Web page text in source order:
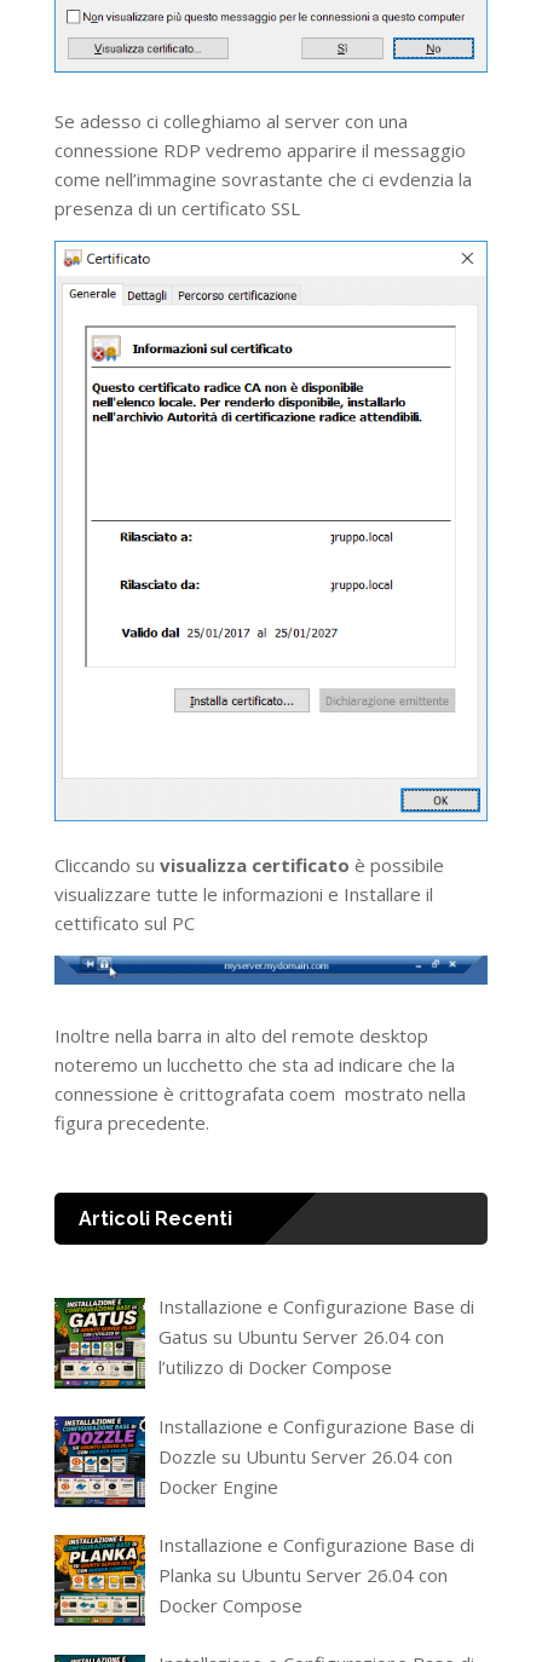
Se adesso ci colleghiamo al server con una
connessione RDP vedremo apparire il messaggio
come nell’immagine sovrastante che ci evdenzia la
presenza di un certificato SSL
Cliccando su visualizza certificato è possibile
visualizzare tutte le informazioni e Installare il
cettificato sul PC
Inoltre nella barra in alto del remote desktop
noteremo un lucchetto che sta ad indicare che la
connessione è crittografata coem mostrato nella
figura precedente.
Articoli Recenti
Installazione e Configurazione Base di
Gatus su Ubuntu Server 26.04 con
l’utilizzo di Docker Compose
Installazione e Configurazione Base di
Dozzle su Ubuntu Server 26.04 con
Docker Engine
Installazione e Configurazione Base di
Planka su Ubuntu Server 26.04 con
Docker Compose